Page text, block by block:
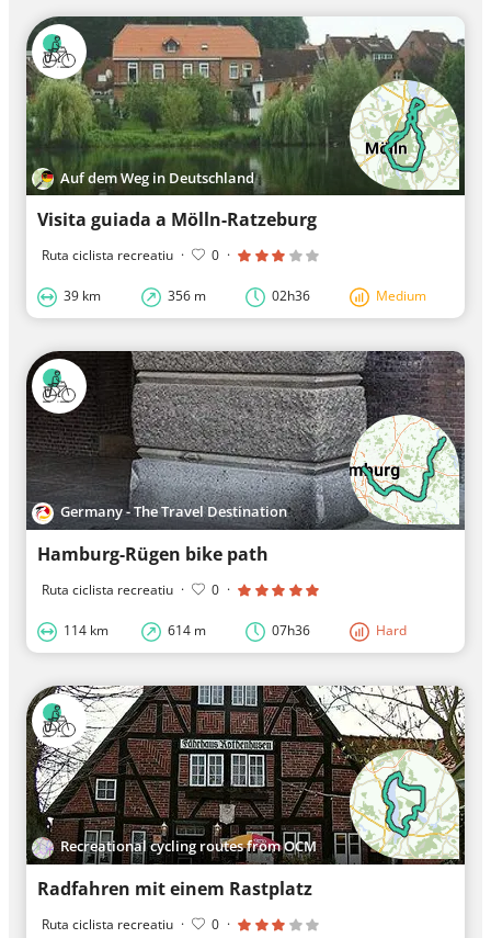
Auf dem Weg in Deutschland
Visita guiada a Mölln-Ratzeburg
Ruta ciclista recreatiu · 0 ·
39 km 356 m 02h36 Medium
Germany - The Travel Destination
Hamburg-Rügen bike path
Ruta ciclista recreatiu · 0 ·
114 km 614 m 07h36 Hard
Recreational cycling routes from OCM
Radfahren mit einem Rastplatz
Ruta ciclista recreatiu · 0 ·